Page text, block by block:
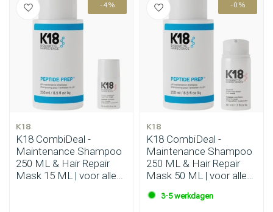
-4%
K18
K18 CombiDeal -
Maintenance Shampoo
250 ML & Hair Repair
Mask 15 ML | voor alle
-0%
K18
K18 CombiDeal -
Maintenance Shampoo
250 ML & Hair Repair
Mask 50 ML | voor alle
haartypes
3-5 werkdagen